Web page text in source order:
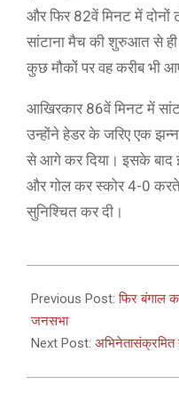
और फिर 82वें मिनट में दोनों
सांटाना मैच की शुरुआत से
कुछ मौकों पर वह करीब भी
आखिरकार 86वें मिनट में
उन्होंने हेडर के जरिए एक
से आगे कर दिया। इसके बाद
और गोल कर स्कोर 4-0 करते
सुनिश्चित कर दी।
02-
17
Previous Post:फिर बंगाल
जनसभा
Next Post: अभिनेतासंक्रमित